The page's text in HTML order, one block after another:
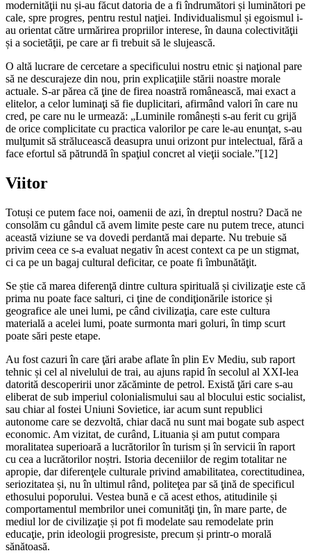
modernităţii nu și-au făcut datoria de a fi îndrumători și luminători pe
cale, spre progres, pentru restul naţiei. Individualismul și egoismul i-
au orientat către urmărirea propriilor interese, în dauna colectivităţii
și a societăţii, pe care ar fi trebuit să le slujească.
O altă lucrare de cercetare a specificului nostru etnic și naţional pare
să ne descurajeze din nou, prin explicaţiile stării noastre morale
actuale. S-ar părea că ţine de firea noastră românească, mai exact a
elitelor, a celor luminaţi să fie duplicitari, afirmând valori în care nu
cred, pe care nu le urmează: „Luminile românești s-au ferit cu grijă
de orice complicitate cu practica valorilor pe care le-au enunţat, s-au
mulţumit să strălucească deasupra unui orizont pur intelectual, fără a
face efortul să pătrundă în spaţiul concret al vieţii sociale.”[12]
Viitor
Totuși ce putem face noi, oamenii de azi, în dreptul nostru? Dacă ne
consolăm cu gândul că avem limite peste care nu putem trece, atunci
această viziune se va dovedi perdantă mai departe. Nu trebuie să
privim ceea ce s-a evaluat negativ în acest context ca pe un stigmat,
ci ca pe un bagaj cultural deficitar, ce poate fi îmbunătăţit.
Se știe că marea diferenţă dintre cultura spirituală și civilizaţie este că
prima nu poate face salturi, ci ţine de condiţionările istorice și
geografice ale unei lumi, pe când civilizaţia, care este cultura
materială a acelei lumi, poate surmonta mari goluri, în timp scurt
poate sări peste etape.
Au fost cazuri în care ţări arabe aflate în plin Ev Mediu, sub raport
tehnic și cel al nivelului de trai, au ajuns rapid în secolul al XXI-lea
datorită descoperirii unor zăcăminte de petrol. Există ţări care s-au
eliberat de sub imperiul colonialismului sau al blocului estic socialist,
sau chiar al fostei Uniuni Sovietice, iar acum sunt republici
autonome care se dezvoltă, chiar dacă nu sunt mai bogate sub aspect
economic. Am vizitat, de curând, Lituania și am putut compara
moralitatea superioară a lucrătorilor în turism și în servicii în raport
cu cea a lucrătorilor noștri. Istoria deceniilor de regim totalitar ne
apropie, dar diferenţele culturale privind amabilitatea, corectitudinea,
seriozitatea și, nu în ultimul rând, politeţea par să ţină de specificul
ethosului poporului. Vestea bună e că acest ethos, atitudinile și
comportamentul membrilor unei comunităţi ţin, în mare parte, de
mediul lor de civilizaţie și pot fi modelate sau remodelate prin
educaţie, prin ideologii progresiste, precum și printr-o morală
sănătoasă.